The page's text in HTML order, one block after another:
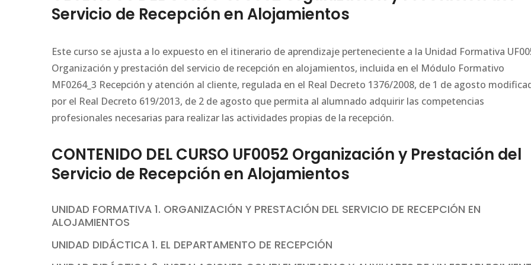
Servicio de Recepción en Alojamientos
Este curso se ajusta a lo expuesto en el itinerario de aprendizaje perteneciente a la Unidad Formativa
Organización y prestación del servicio de recepción en alojamientos, incluida en el Módulo Formativo
MF0264_3 Recepción y atención al cliente, regulada en el Real Decreto 1376/2008, de 1 de agosto
por el Real Decreto 619/2013, de 2 de agosto que permita al alumnado adquirir las competencias
profesionales necesarias para realizar las actividades propias de la recepción.
CONTENIDO DEL CURSO UF0052 Organización y Prestación del
Servicio de Recepción en Alojamientos
UNIDAD FORMATIVA 1. ORGANIZACIÓN Y PRESTACIÓN DEL SERVICIO DE RECEPCIÓN EN
ALOJAMIENTOS
UNIDAD DIDÁCTICA 1. EL DEPARTAMENTO DE RECEPCIÓN